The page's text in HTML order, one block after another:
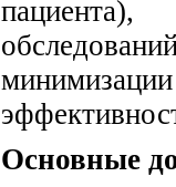
пациента),
Основные